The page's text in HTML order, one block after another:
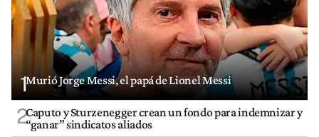
1Murió Jorge Messi, el papá de Lionel Messi
2Caputo y Sturzenegger crean un fondo para indemnizar y
“ganar” sindicatos aliados